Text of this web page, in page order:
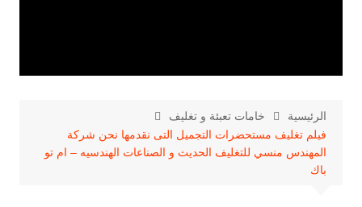
الرئيسية
خامات تعبئة و تغليف
فيلم تغليف مستحضرات التجميل التى نقدمها نحن شركة
المهندس منسي للتغليف الحديث و الصناعات الهندسيه – ام تو
باك